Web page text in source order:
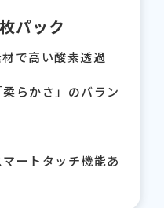
パック
で高い酸素透過
らかさ」のバラン
ートタッチ機能あ